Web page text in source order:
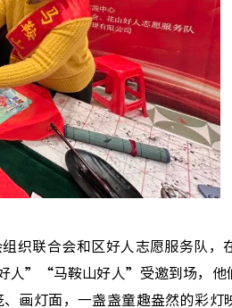
联合会和区好人志愿服务队，
”“马鞍山好人”受邀到场，他
画灯面，一盏盏童趣盎然的彩灯